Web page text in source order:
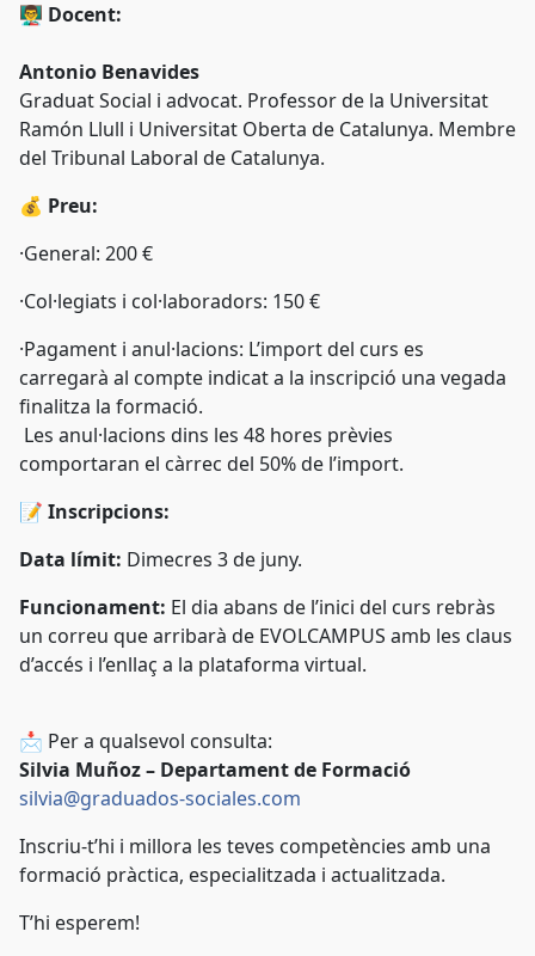
👨‍🏫 Docent:
Antonio Benavides
Graduat Social i advocat. Professor de la Universitat
Ramón Llull i Universitat Oberta de Catalunya. Membre
del Tribunal Laboral de Catalunya.
💰 Preu:
·General: 200 €
·Col·legiats i col·laboradors: 150 €
·Pagament i anul·lacions: L’import del curs es
carregarà al compte indicat a la inscripció una vegada
finalitza la formació.
Les anul·lacions dins les 48 hores prèvies
comportaran el càrrec del 50% de l’import.
📝 Inscripcions:
Data límit: Dimecres 3 de juny.
Funcionament: El dia abans de l’inici del curs rebràs
un correu que arribarà de EVOLCAMPUS amb les claus
d’accés i l’enllaç a la plataforma virtual.
📩 Per a qualsevol consulta:
Silvia Muñoz – Departament de Formació
silvia@graduados-sociales.com
Inscriu-t’hi i millora les teves competències amb una
formació pràctica, especialitzada i actualitzada.
T’hi esperem!